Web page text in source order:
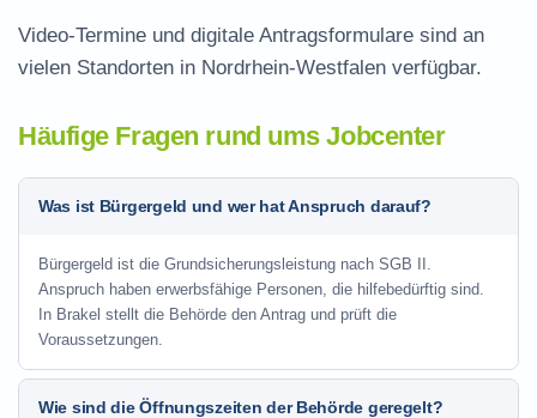
Video-Termine und digitale Antragsformulare sind an
vielen Standorten in Nordrhein-Westfalen verfügbar.
Häufige Fragen rund ums Jobcenter
Was ist Bürgergeld und wer hat Anspruch darauf?
Bürgergeld ist die Grundsicherungsleistung nach SGB II.
Anspruch haben erwerbsfähige Personen, die hilfebedürftig sind.
In Brakel stellt die Behörde den Antrag und prüft die
Voraussetzungen.
Wie sind die Öffnungszeiten der Behörde geregelt?